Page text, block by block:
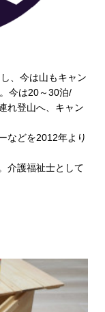
、今は山もキャン
今は20～30泊/
れ登山へ、キャン
などを2012年より
介護福祉士として